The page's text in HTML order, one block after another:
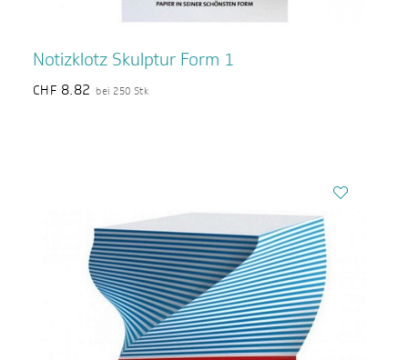
Notizklotz Skulptur Form 1
CHF 8.82 bei 250 Stk